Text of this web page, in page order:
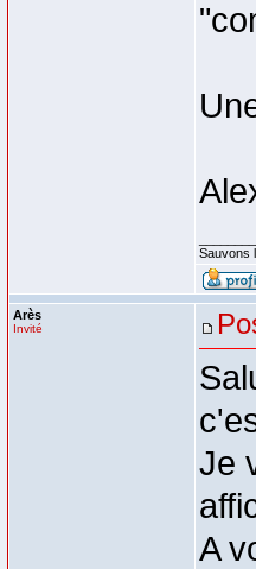
Sauvons
Arès
Invité
Je
A